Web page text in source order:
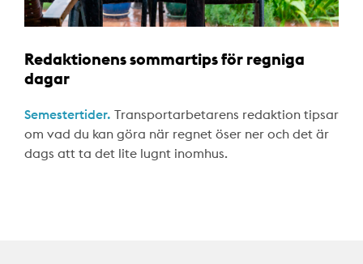
Redaktionens sommartips för regniga
dagar
Semestertider. Transportarbetarens redaktion tipsar
om vad du kan göra när regnet öser ner och det är
dags att ta det lite lugnt inomhus.